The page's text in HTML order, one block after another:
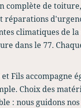
complète de
climatiques de
dans le 77.
Fils accompagne
Choix des
: nous guidons nos